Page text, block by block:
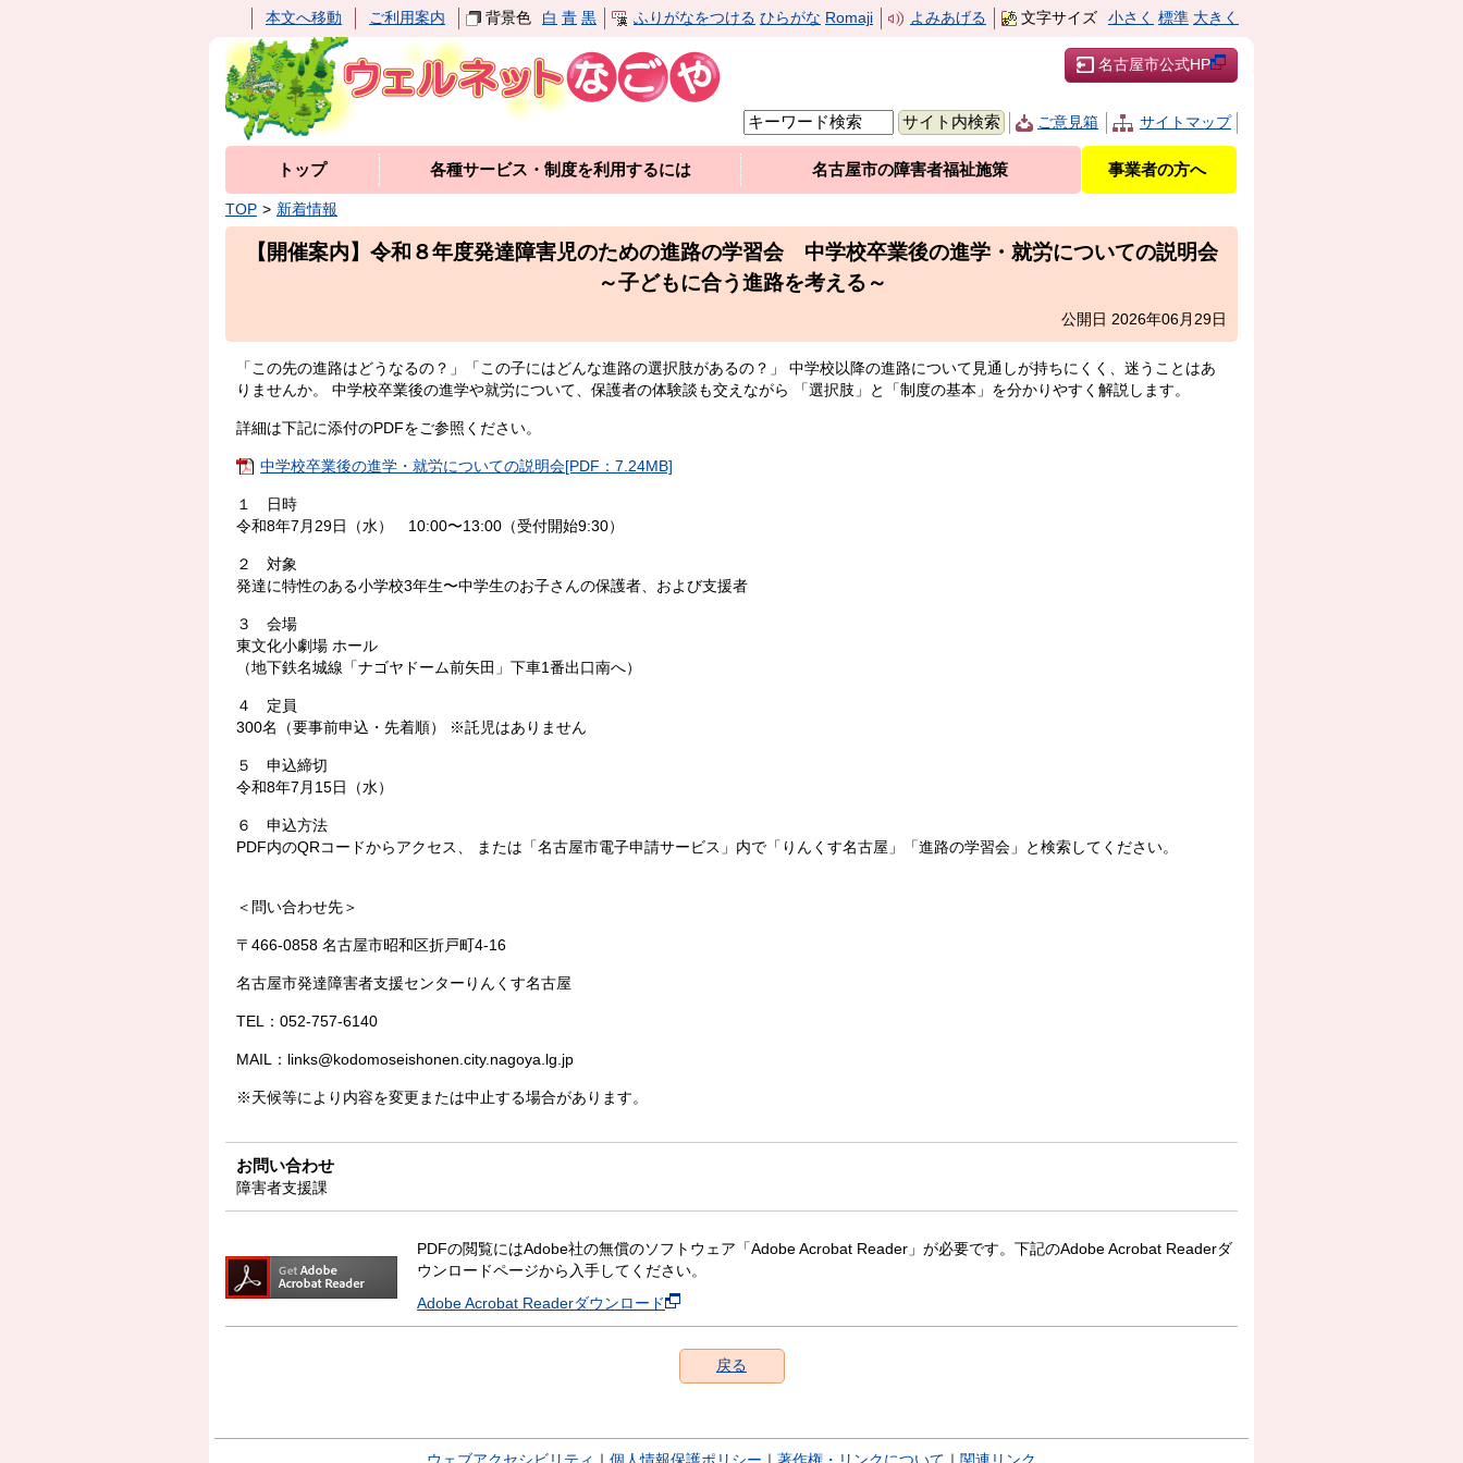
本文へ移動 ご利用案内 背景色 白 青 黒 ふりがなをつける ひらがな Romaji よみあげる 文字サイズ 小さく 標準 大きく
名古屋市公式HP
ご意見箱 サイトマップ
トップ 各種サービス・制度を利用するには 名古屋市の障害者福祉施策 事業者の方へ
TOP 新着情報
【開催案内】令和８年度発達障害児のための進路の学習会 中学校卒業後の進学・就労についての説明会
～子どもに合う進路を考える～
公開日 2026年06月29日
「この先の進路はどうなるの？」「この子にはどんな進路の選択肢があるの？」 中学校以降の進路について見通しが持ちにくく、迷うことはあ
りませんか。 中学校卒業後の進学や就労について、保護者の体験談も交えながら 「選択肢」と「制度の基本」を分かりやすく解説します。
詳細は下記に添付のPDFをご参照ください。
中学校卒業後の進学・就労についての説明会[PDF：7.24MB]
１ 日時
令和8年7月29日（水） 10:00〜13:00（受付開始9:30）
２ 対象
発達に特性のある小学校3年生〜中学生のお子さんの保護者、および支援者
３ 会場
東文化小劇場 ホール
（地下鉄名城線「ナゴヤドーム前矢田」下車1番出口南へ）
４ 定員
300名（要事前申込・先着順） ※託児はありません
５ 申込締切
令和8年7月15日（水）
６ 申込方法
PDF内のQRコードからアクセス、 または「名古屋市電子申請サービス」内で「りんくす名古屋」「進路の学習会」と検索してください。
＜問い合わせ先＞
〒466-0858 名古屋市昭和区折戸町4-16
名古屋市発達障害者支援センターりんくす名古屋
TEL：052-757-6140
MAIL：links@kodomoseishonen.city.nagoya.lg.jp
※天候等により内容を変更または中止する場合があります。
お問い合わせ
障害者支援課
PDFの閲覧にはAdobe社の無償のソフトウェア「Adobe Acrobat Reader」が必要です。下記のAdobe Acrobat Readerダ
ウンロードページから入手してください。
Adobe Acrobat Readerダウンロード
戻る